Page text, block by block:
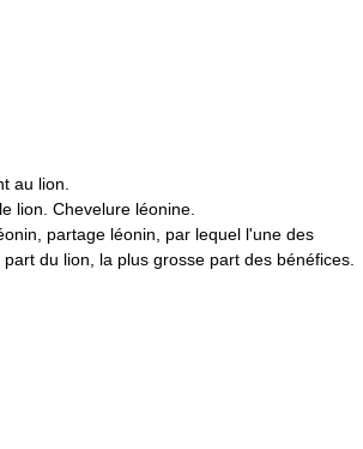
au lion.
lion. Chevelure léonine.
partage léonin, par lequel l'une des
du lion, la plus grosse part des bénéfices.